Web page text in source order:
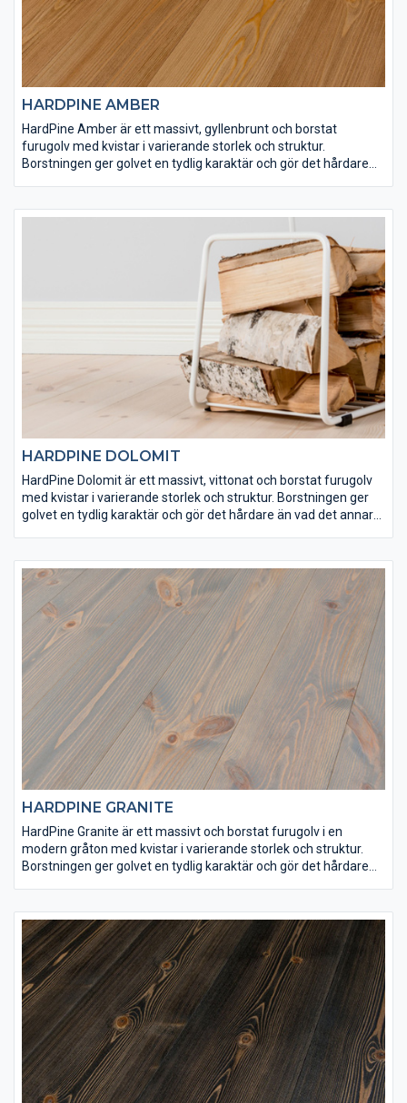
HARDPINE AMBER
HardPine Amber är ett massivt, gyllenbrunt och borstat
furugolv med kvistar i varierande storlek och struktur.
Borstningen ger golvet en tydlig karaktär och gör det hårdare
hårdvaxolja 3062 för att få rätt finish och slitstyrka. Det här är
ett golv som är lämpligt både för tuff hemmiljö och offentliga
HARDPINE DOLOMIT
HardPine Dolomit är ett massivt, vittonat och borstat furugolv
med kvistar i varierande storlek och struktur. Borstningen ger
golvet en tydlig karaktär och gör det hårdare än vad det annars
finish och slitstyrka. Det här är ett golv som är lämpligt både för
tuff hemmiljö och offentliga lokaler.
HARDPINE GRANITE
HardPine Granite är ett massivt och borstat furugolv i en
modern gråton med kvistar i varierande storlek och struktur.
Borstningen ger golvet en tydlig karaktär och gör det hårdare
hårdvaxolja 3062 för att få rätt finish och slitstyrka. Det här är
ett golv som är lämpligt både för tuff hemmiljö och offentliga
lokaler.